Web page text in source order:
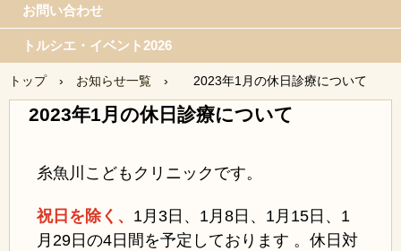
お問い合わせ
トルシエ・イベント2026
トップ › お知らせ一覧 › 2023年1月の休日診療について
2023年1月の休日診療について
糸魚川こどもクリニックです。
祝日を除く、 1月3日、 1月8日、1月15日、1
月29日の4日間を予定しております 。休日対